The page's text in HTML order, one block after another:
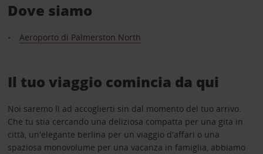
Dove siamo
Aeroporto di Palmerston North
Il tuo viaggio comincia da qui
Noi saremo lì ad accoglierti sin dal momento del tuo arrivo.
Che tu stia cercando una deliziosa compatta per una gita in
città, un'elegante berlina per un viaggio d'affari o una
spaziosa monovolume per una vacanza in famiglia, abbiamo